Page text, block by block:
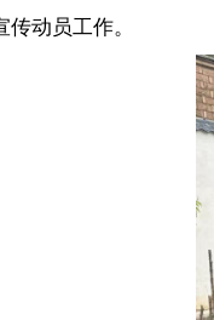
动员工作。